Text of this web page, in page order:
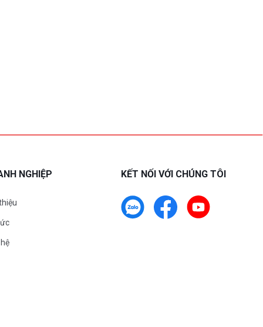
NGHIỆP KẾT NỐI VỚI CHÚNG TÔI